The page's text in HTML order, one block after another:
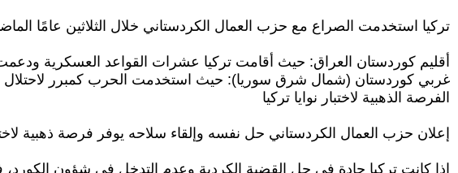
تركيا استخدمت الصراع مع حزب العمال الكردستاني خلال الثلاثين عامًا
أقليم كوردستان العراق: حيث أقامت تركيا عشرات القواعد العسكرية
غربي كوردستان (شمال شرق سوريا): حيث استخدمت الحرب كمبرر لاحتلال
الفرصة الذهبية لاختبار نوايا تركيا
إعلان حزب العمال الكردستاني حل نفسه وإلقاء سلاحه يوفر فرصة ذهبية
إذا كانت تركيا جادة في حل القضية الكردية وعدم التدخل في شؤون الكورد،